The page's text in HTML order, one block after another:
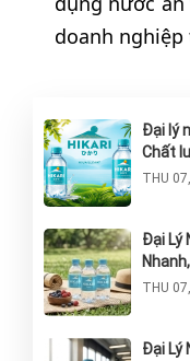
doanh nghiệp
Đại lý
Chất
THU
Đại Lý
THU
Đại Lý